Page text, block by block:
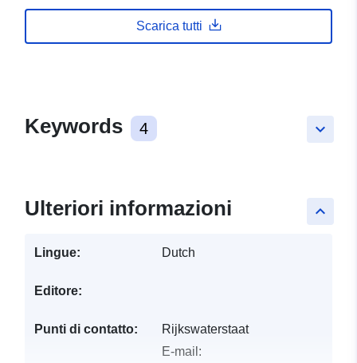
Scarica tutti
keyboard_arrow_down
Keywords 4
keyboard_arrow_up
Ulteriori informazioni
Lingue: Dutch
Editore:
Punti di contatto:
Rijkswaterstaat
E-mail: